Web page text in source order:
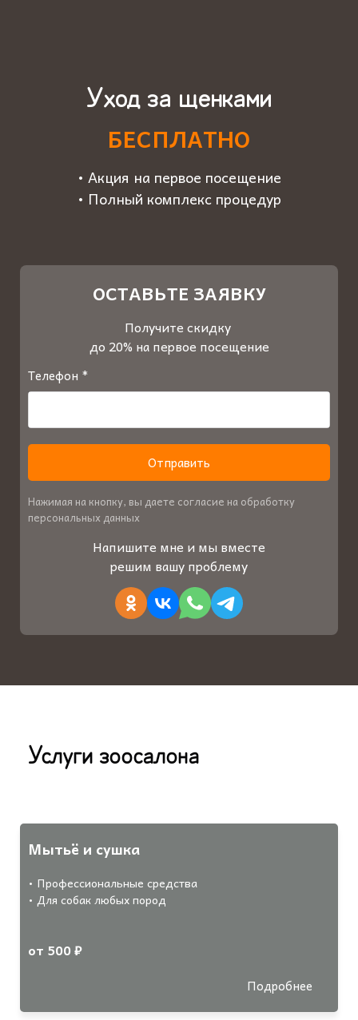
Уход за щенками
БЕСПЛАТНО
• Акция на первое посещение
• Полный комплекс процедур
ОСТАВЬТЕ ЗАЯВКУ
Получите скидку
до 20% на первое посещение
Телефон *
Отправить
Нажимая на кнопку, вы даете согласие на обработку
персональных данных
Напишите мне и мывместе
решим вашу проблему
Услуги зоосалона
Мытьё и сушка
• Профессиональные средства
• Для собак любых пород
от 500 ₽
Подробнее